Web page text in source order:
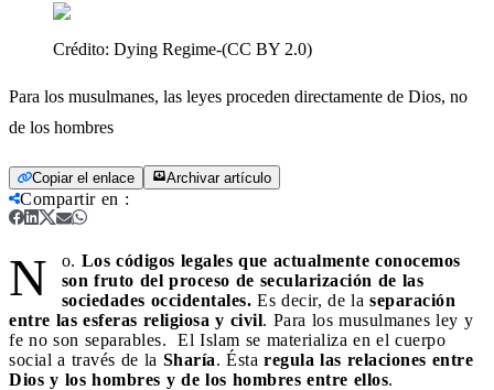
Crédito: Dying Regime-(CC BY 2.0)
Para los musulmanes, las leyes proceden directamente de Dios, no
de los hombres
Copiar el enlace Archivar artículo
Compartir en :
N o. Los códigos legales que actualmente conocemos
son fruto del proceso de secularización de las
sociedades occidentales. Es decir, de la separación
entre las esferas religiosa y civil. Para los musulmanes ley y
fe no son separables. El Islam se materializa en el cuerpo
social a través de la Sharía. Ésta regula las relaciones entre
Dios y los hombres y de los hombres entre ellos.